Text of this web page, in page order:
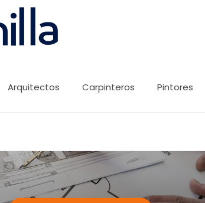
Arquitectos Carpinteros Pintores